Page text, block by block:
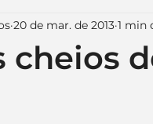
Email marketing
cheios
20 de mar. de 2013 1 min
NaN de 5 estrelas.